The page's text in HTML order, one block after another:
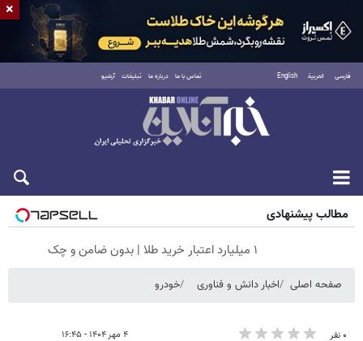
فارسی العربية English تماس با ما درباره ما تبلیغات آرشیو
جمعه ۱۶ مرداد ۱۴۰۵
مطالب پیشنهادی
۱ میلیارد اعتبار خرید طلا | بدون ضامن و چک
صفحه اصلی اخبار دانش و فناوری خودرو
۰ نفر ۴ مهر ۱۴۰۴ - ۱۶:۴۵
×